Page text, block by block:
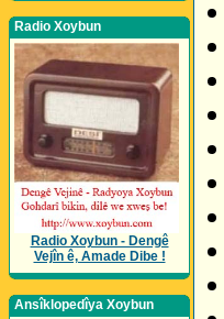
Radio Xoybun
Radio Xoybun - Dengê
Vejîn ê, Amade Dibe !
Ansîklopedîya Xoybun